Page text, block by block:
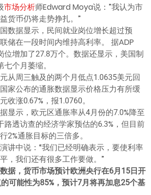
市场分析师Edward Moya说：”我认为市
货币仍将走势挣扎。”
数据显示，民间就业岗位增长超过预
储在一段时间内维持高利率。 据ADP
位增加了27.8万个。数据还显示，美国制
个月萎缩。
从周三触及的两个月低点1.0635美元回
家公布的通胀数据显示价格压力有所缓
收涨0.67%，报1.0760。
显示，欧元区通胀率从4月份的7.0%降至
路透访查的经济学家预估的6.3%，但目前
2%通胀目标的三倍多。
讲中说：“我们已经明确表示，要使利率
，我们还有很多工作要做。”
据，货币市场预计欧洲央行在6月15日开
可能性为85%，预计7月将再加息25个基